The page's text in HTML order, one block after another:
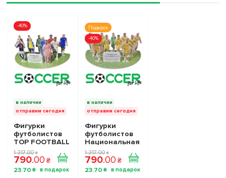
-40%
в наличии
отправим сегодня
Фигурки
футболистов
TOP FOOTBALL
STARS - Набор
The Football
Stars
Collection 1
1 317.00 ₴
790.00 ₴
23.70 ₴
Подарок
-40%
в наличии
отправим сегодня
Фигурки
футболистов
Национальная
Сборная
Украины TOP
FOOTBALL
STARS
1 317.00 ₴
790.00 ₴
23.70 ₴